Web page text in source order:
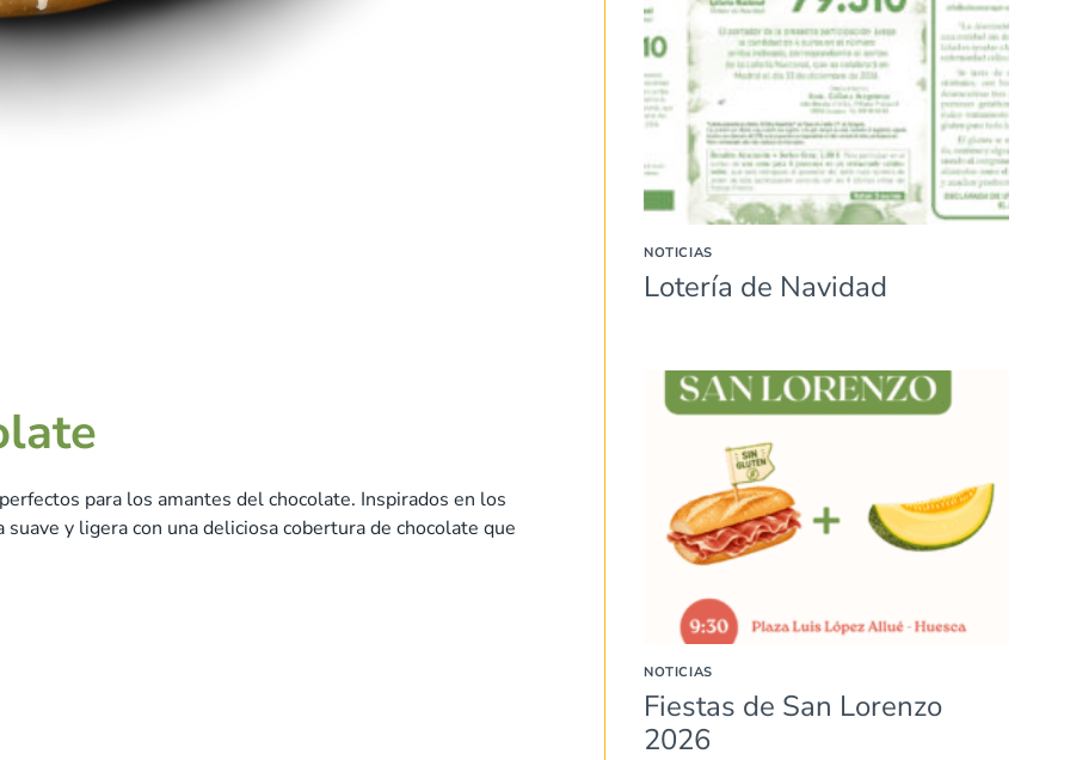
para los amantes del chocolate. Inspirados en los
y ligera con una deliciosa cobertura de chocolate que
NOTICIAS
Lotería de Navidad
NOTICIAS
Fiestas de San Lorenzo
2026